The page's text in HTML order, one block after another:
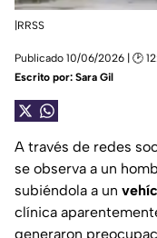
|RRSS
Publicado 10/06/2026 | 🕑
Escrito por: Sara Gil
A través de redes
se observa a un
subiéndola a un
clínica
generaron